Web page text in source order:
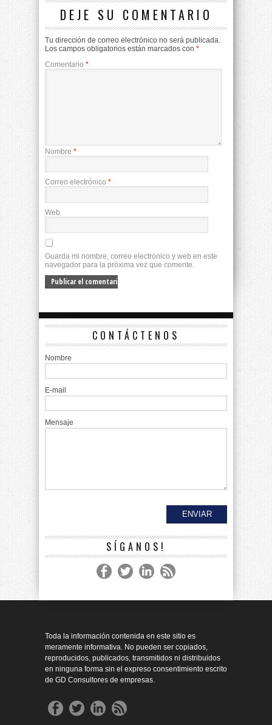
DEJE SU COMENTARIO
Tu dirección de correo electrónico no será publicada.
Los campos obligatorios están marcados con *
Comentario *
Nombre *
Correo electrónico *
Web
Guarda mi nombre, correo electrónico y web en este
navegador para la próxima vez que comente.
CONTÁCTENOS
Nombre
E-mail
Mensaje
SÍGANOS!
Toda la información contenida en este sitio es
meramente informativa. No pueden ser copiados,
reproducidos, publicados, transmitidos ni distribuidos
en ninguna forma sin el expreso consentimiento escrito
de GD Consultores de empresas.